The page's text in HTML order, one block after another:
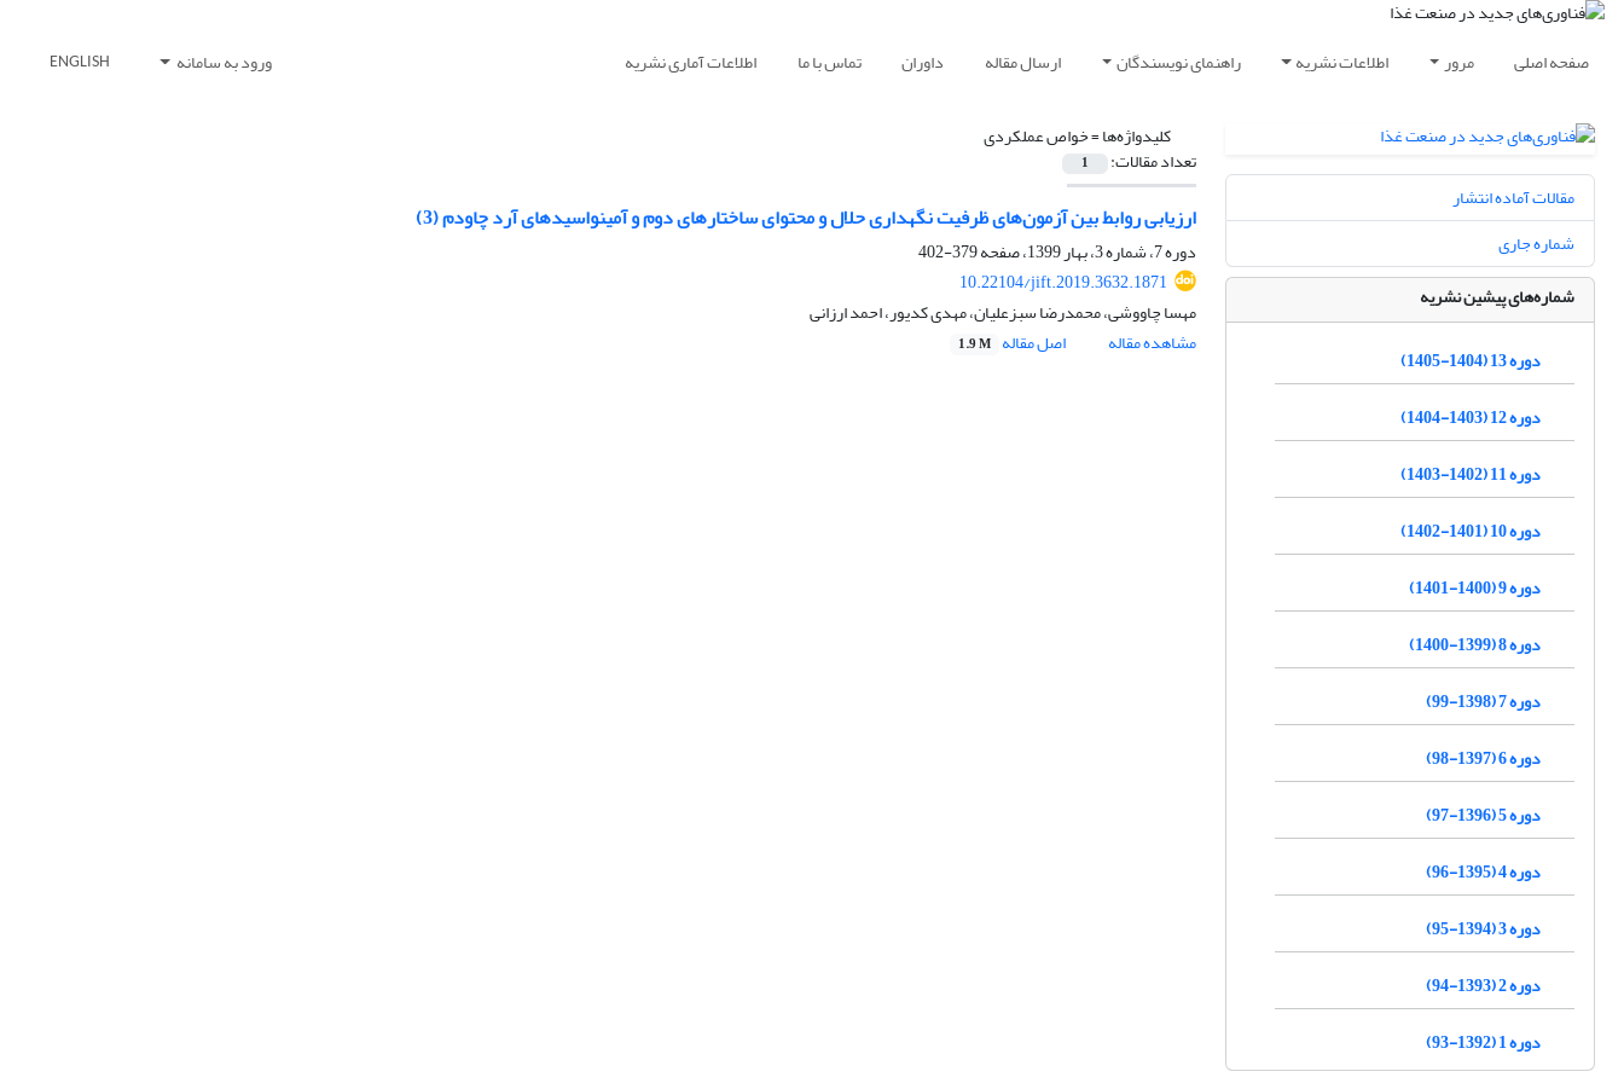
صفحه اصلی مرور اطلاعات نشریه راهنمای نویسندگان ارسال مقاله داوران تماس با ما اطلاعات آماری نشریه ورود به سامانه ENGLISH
کلیدواژه‌ها =خواص عملکردی
تعداد مقالات: 1
ارزیابی روابط بین آزمون‌های ظرفیت نگهداری حلال و محتوای ساختارهای دوم و آمینواسیدهای آرد چاودم (3)
دوره 7، شماره 3، بهار 1399، صفحه
379-402
10.22104/jift.2019.3632.1871
مهسا چاووشی، محمدرضا سبزعلیان، مهدی کدیور، احمد ارزانی
مشاهده مقاله
اصل مقاله 1.9 M
مقالات آماده انتشار
شماره جاری
شماره‌های پیشین نشریه
دوره 13 (1404-1405)
دوره 12 (1403-1404)
دوره 11 (1402-1403)
دوره 10 (1401-1402)
دوره 9 (1400-1401)
دوره 8 (1399-1400)
دوره 7 (1398-99)
دوره 6 (1397-98)
دوره 5 (1396-97)
دوره 4 (1395-96)
دوره 3 (1394-95)
دوره 2 (1393-94)
دوره 1 (1392-93)